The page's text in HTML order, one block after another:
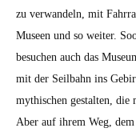
zu ver­wan­deln, mit
Museen und so weit­er.
besuchen auch das
mit der Seil­bahn ins
mythis­chen gestal­ten, die
Aber auf ihrem Weg,